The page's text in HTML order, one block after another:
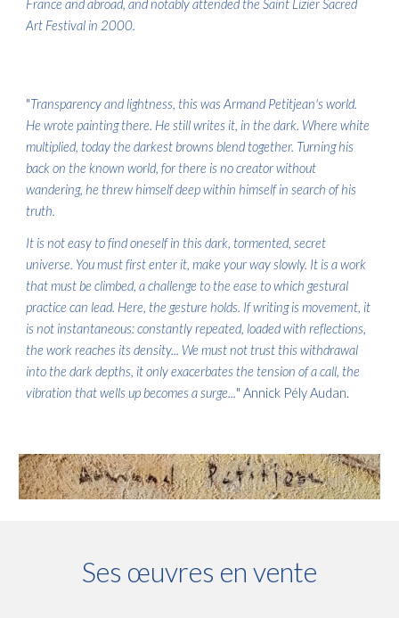
France and abroad, and notably attended the Saint Lizier Sacred
Art Festival in 2000.
"Transparency and lightness, this was Armand Petitjean's world.
He wrote painting there. He still writes it, in the dark. Where white
multiplied, today the darkest browns blend together. Turning his
back on the known world, for there is no creator without
wandering, he threw himself deep within himself in search of his
truth.
It is not easy to find oneself in this dark, tormented, secret
universe. You must first enter it, make your way slowly. It is a work
that must be climbed, a challenge to the ease to which gestural
practice can lead. Here, the gesture holds. If writing is movement, it
is not instantaneous: constantly repeated, loaded with reflections,
the work reaches its density... We must not trust this withdrawal
into the dark depths, it only exacerbates the tension of a call, the
vibration that wells up becomes a surge..." Annick Pély Audan.
Ses œuvres en vente